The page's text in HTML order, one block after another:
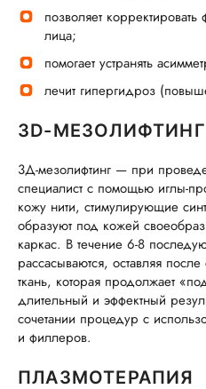
позволяет
лица;
помогает устранять
лечит гипергидроз
3D-МЕЗОЛИФТИНГ
3Д-мезолифтинг — при
специалист с помощью иглы-
кожу нити, стимулирующие
образуют под кожей
каркас. В течение 6-8
рассасываются, оставляя
ткань, которая продолжает
длительный и эффектный
сочетании процедур с
и филлеров.
ПЛАЗМОТЕРАПИЯ